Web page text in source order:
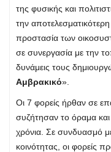
της φυσικής και
την
προστασία των
σε συνεργασία με την
δυνάμεις τους
Αμβρακικό».
Οι 7 φορείς ήρθαν σε
συζήτησαν το όραμα και
χρόνια. Σε συνδυασμό
κοινότητας, οι φορείς